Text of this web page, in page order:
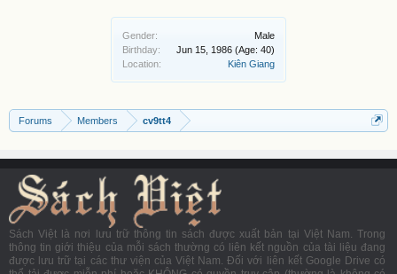
Gender:
Male
Birthday:
Jun 15, 1986 (Age: 40)
Location:
Kiên Giang
Forums Members cv9tt4
Sách Việt là nơi lưu trữ thông tin sách được xuất bản tại Việt Nam. Trong
thông tin giới thiệu của mỗi sách thường có liên kết nguồn của tài liệu đang
được lưu trữ tại các thư viện của Việt Nam. Đối với liên kết Google Drive có